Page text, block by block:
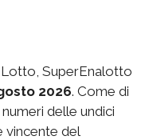
SuperEnalotto
2026. Come di
delle undici
vincente del